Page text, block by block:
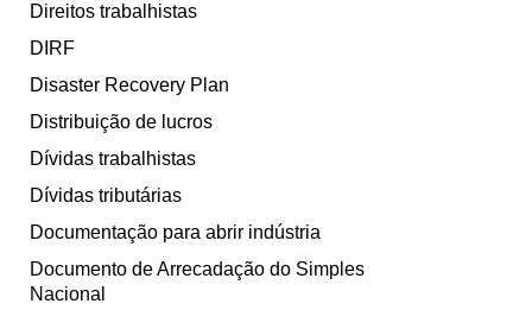
Direitos trabalhistas
DIRF
Disaster Recovery Plan
Distribuição de lucros
Dívidas trabalhistas
Dívidas tributárias
Documentação para abrir indústria
Documento de Arrecadação do Simples
Nacional